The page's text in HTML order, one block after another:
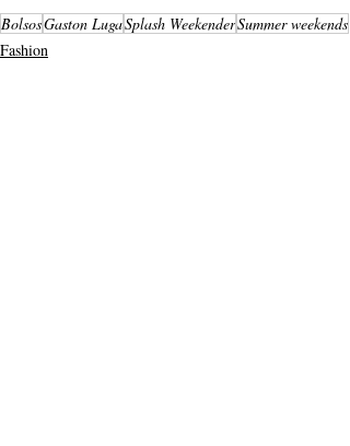
BolsosGaston LugaSplash WeekenderSummer weekends
Fashion